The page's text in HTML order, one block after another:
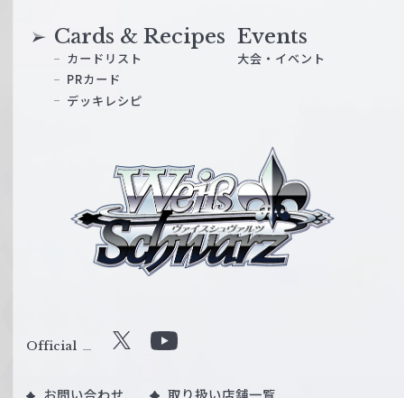
ス
ル
Cards & Recipes
カードリスト
PRカード
デッキレシピ
Events
大会・イベント
Official X
お問い合わせ 取り扱い店舗一覧